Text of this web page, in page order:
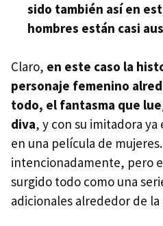
sido también así en
hombres están casi
Claro, en este caso la
personaje femenino
todo, el fantasma que
diva, y con su imitadora
en una película de
intencionadamente, pero
surgido todo como una
adicionales alrededor de la